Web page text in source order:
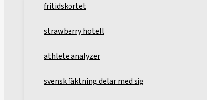
fritidskortet
strawberry hotell
athlete analyzer
svensk fäktning delar med sig